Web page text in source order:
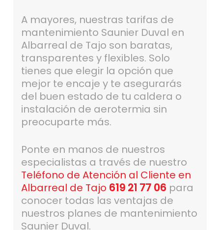
A mayores, nuestras tarifas de
mantenimiento Saunier Duval en
Albarreal de Tajo son baratas,
transparentes y flexibles. Solo
tienes que elegir la opción que
mejor te encaje y te asegurarás
del buen estado de tu caldera o
instalación de aerotermia sin
preocuparte más.
Ponte en manos de nuestros
especialistas a través de nuestro
Teléfono de Atención al Cliente en
Albarreal de Tajo 619 21 77 06 para
conocer todas las ventajas de
nuestros planes de mantenimiento
Saunier Duval.